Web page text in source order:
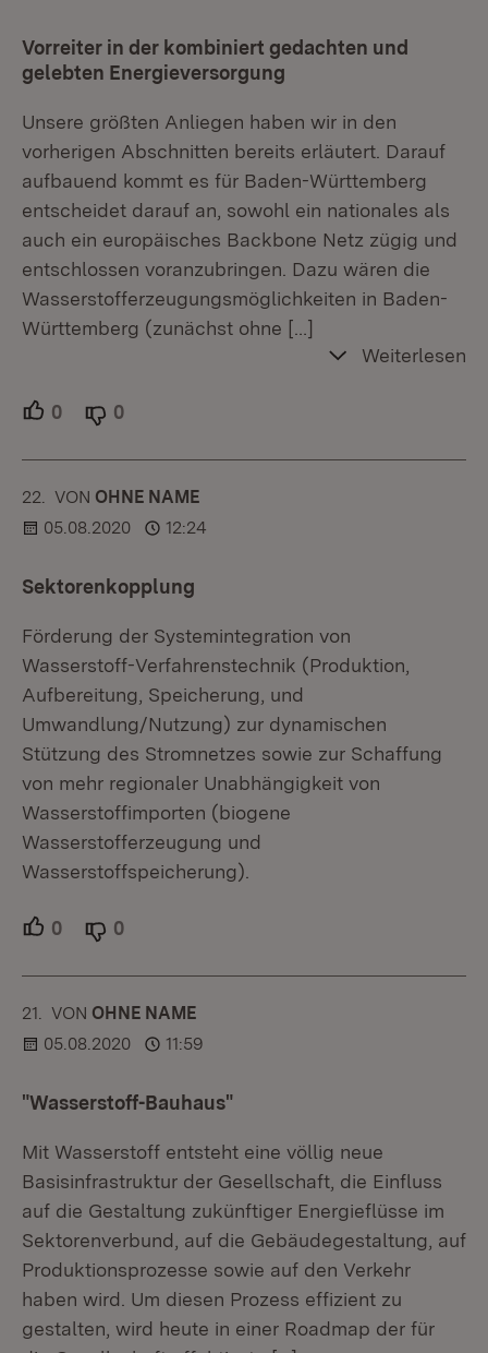
Vorreiter in der kombiniert gedachten und
gelebten Energieversorgung
Unsere größten Anliegen haben wir in den
vorherigen Abschnitten bereits erläutert. Darauf
aufbauend kommt es für Baden-Württemberg
entscheidet darauf an, sowohl ein nationales als
auch ein europäisches Backbone Netz zügig und
entschlossen voranzubringen. Dazu wären die
Wasserstofferzeugungsmöglichkeiten in Baden-
Württemberg (zunächst ohne […]
Weiterlesen
0 Unterstützer.
0
22. KOMMENTAR
VON :OHNE NAME
05.08.2020
12:24
Sektorenkopplung
Förderung der Systemintegration von
Wasserstoff-Verfahrenstechnik (Produktion,
Aufbereitung, Speicherung, und
Umwandlung/Nutzung) zur dynamischen
Stützung des Stromnetzes sowie zur Schaffung
von mehr regionaler Unabhängigkeit von
Wasserstoffimporten (biogene
Wasserstofferzeugung und
Wasserstoffspeicherung).
0 Unterstützer.
0
21. KOMMENTAR
VON :OHNE NAME
05.08.2020
11:59
"Wasserstoff-Bauhaus"
Mit Wasserstoff entsteht eine völlig neue
Basisinfrastruktur der Gesellschaft, die Einfluss
auf die Gestaltung zukünftiger Energieflüsse im
Sektorenverbund, auf die Gebäudegestaltung, auf
Produktionsprozesse sowie auf den Verkehr
haben wird. Um diesen Prozess effizient zu
gestalten, wird heute in einer Roadmap der für